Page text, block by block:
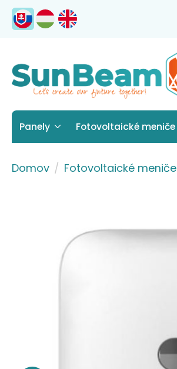
Panely Fotovoltaické meniče
Domov Fotovoltaické meniče